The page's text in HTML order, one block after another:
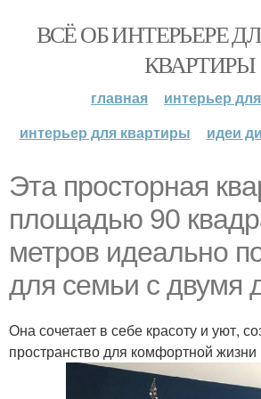
ВСЁ ОБ ИНТЕРЬЕРЕ
КВАРТИРЫ
главная
интерьер
интерьер для квартиры
идеи
Эта просторная
площадью 90
метров идеально
для семьи с двумя
Она сочетает в себе красоту и уют,
пространство для комфортной жизни